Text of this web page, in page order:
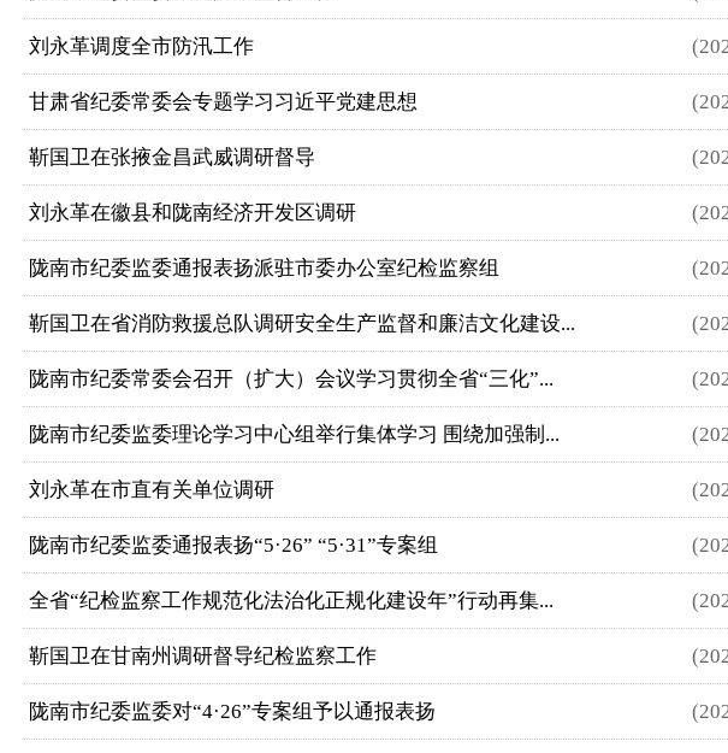
刘永革调度全市防汛工作
甘肃省纪委常委会专题学习习近平党建思想
靳国卫在张掖金昌武威调研督导
刘永革在徽县和陇南经济开发区调研
陇南市纪委监委通报表扬派驻市委办公室纪检监察组
靳国卫在省消防救援总队调研安全生产监督和廉洁文化建设...
陇南市纪委常委会召开（扩大）会议学习贯彻全省“三化”...
陇南市纪委监委理论学习中心组举行集体学习 围绕加强制...
刘永革在市直有关单位调研
陇南市纪委监委通报表扬“5·26” “5·31”专案组
全省“纪检监察工作规范化法治化正规化建设年”行动再集...
靳国卫在甘南州调研督导纪检监察工作
陇南市纪委监委对“4·26”专案组予以通报表扬